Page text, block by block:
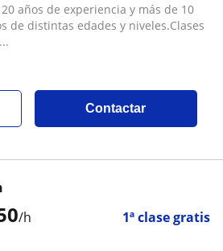
años de experiencia y más de 10
de distintas edades y niveles.Clases
Contactar
/h 1ª clase gratis